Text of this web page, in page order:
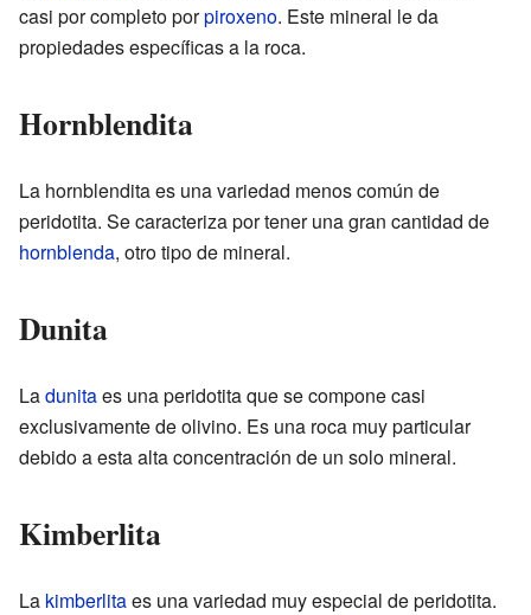
casi por completo porpiroxeno. Este mineral le da
propiedades específicas a la roca.
Hornblendita
La hornblendita es una variedad menos común de
peridotita. Se caracteriza por tener una gran cantidad de
hornblenda, otro tipo de mineral.
Dunita
Ladunitaes una peridotita que se compone casi
exclusivamente de olivino. Es una roca muy particular
debido a esta alta concentración de un solo mineral.
Kimberlita
La kimberlitaes una variedad muy especial de peridotita.